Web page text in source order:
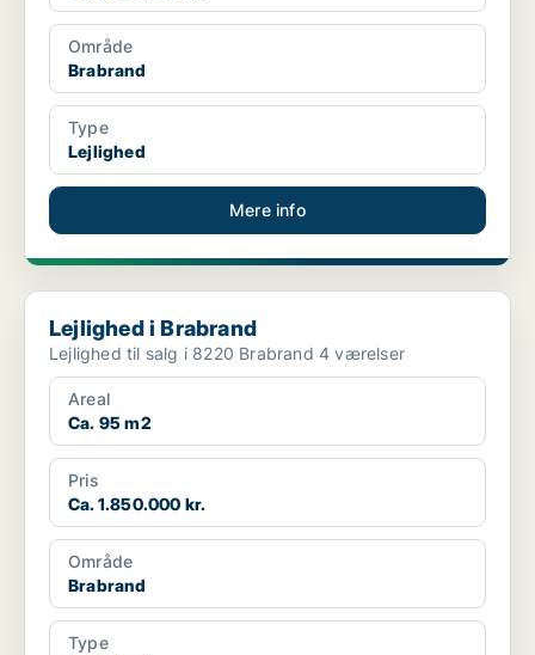
Område
Brabrand
Type
Lejlighed
Mere info
Lejlighed i Brabrand
Lejlighed i Brabrand
Lejlighed til salg i 8220 Brabrand 4 værelser
Areal
Ca. 95 m2
Pris
Ca. 1.850.000 kr.
Område
Brabrand
Type